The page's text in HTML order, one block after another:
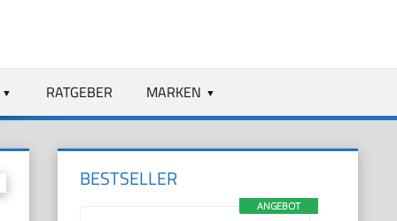
RATGEBER MARKEN
BESTSELLER
ANGEBOT